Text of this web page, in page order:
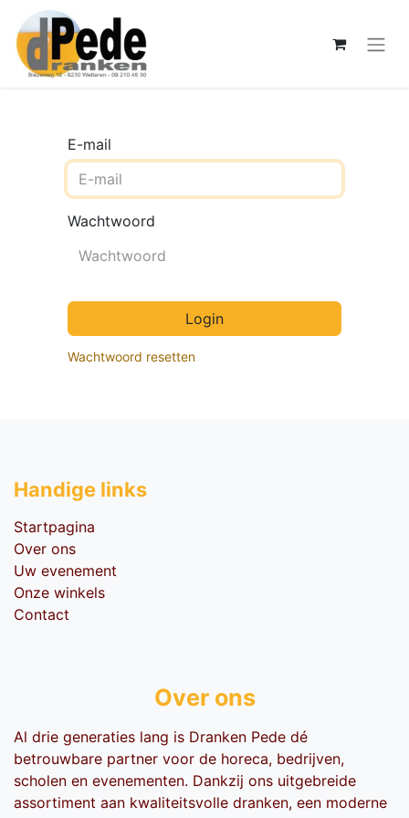
E-mail
Wachtwoord
Login
Wachtwoord resetten
Handige li​nks
Startpagina
Over ons
Uw evenement
Onze winkels
Contact
Over ons
Al drie generaties lang is Dranken Pede dé
betrouwbare partner voor de horeca, bedrijven,
scholen en evenementen. Dankzij ons uitgebreide
assortiment aan kwaliteitsvolle dranken, een moderne